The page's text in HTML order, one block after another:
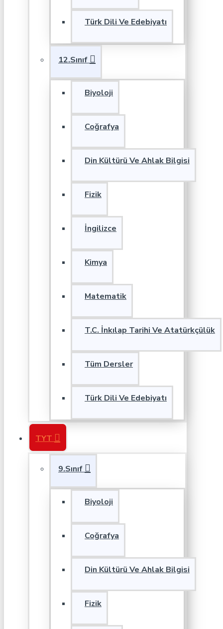
Türk Dili Ve Edebiyatı
12.Sınıf
Biyoloji
Coğrafya
Din Kültürü Ve Ahlak Bilgisi
Fizik
İngilizce
Kimya
Matematik
T.C. İnkılap Tarihi Ve Atatürkçülük
Tüm Dersler
Türk Dili Ve Edebiyatı
TYT
9.Sınıf
Biyoloji
Coğrafya
Din Kültürü Ve Ahlak Bilgisi
Fizik